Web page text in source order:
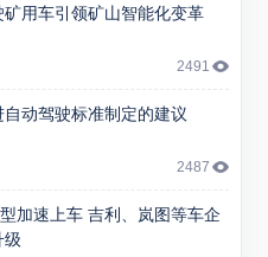
用车引领矿山智能化变革
2491
动驾驶标准制定的建议
2487
加速上车 吉利、岚图等车企
级